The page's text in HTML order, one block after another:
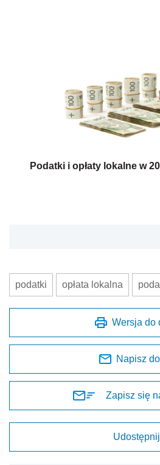
Podatki i opłaty lokalne w
podatki opłata lokalna
Wersja do
Napisz
Zapisz się
Udostępnij